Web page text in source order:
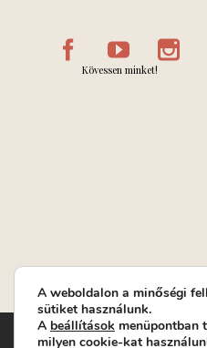
Kövessen minket!
Turay Ida Színház
A weboldalon a minőségi
sütiket használunk.
A beállítások menüpontban
milyen cookie-kat